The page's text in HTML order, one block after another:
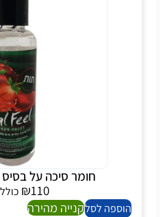
חומר סיכה על
₪110
הוספה לסלקנייה מהירה